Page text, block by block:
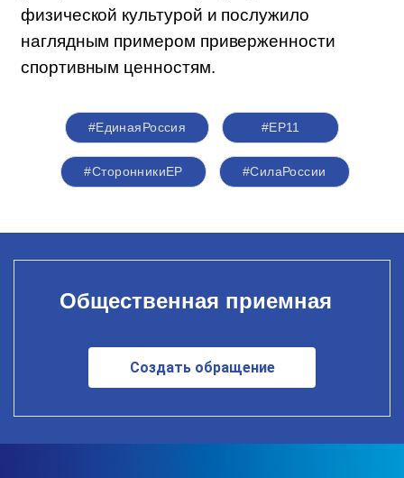
физической культурой и послужило
наглядным примером приверженности
спортивным ценностям.
#ЕдинаяРоссия #ЕР11
#СторонникиЕР #СилаРоссии
Общественная приемная
Создать обращение